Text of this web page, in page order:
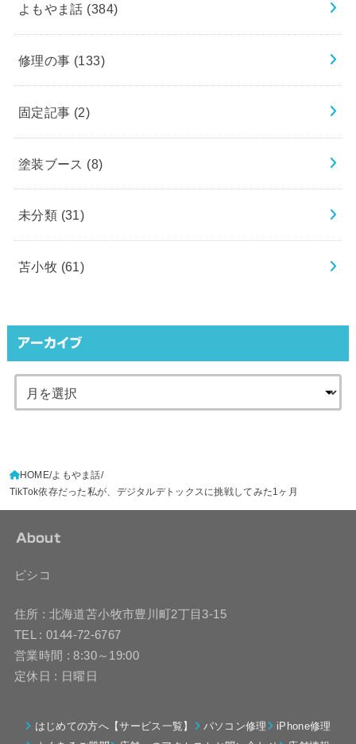
よもやま話 (384)
修理の事 (133)
固定記事 (2)
塗装ブース (8)
未分類 (31)
苫小牧 (61)
アーカイブ
HOME よもやま話
TikTok依存だった私が、デジタルデトックスに挑戦してみた1ヶ月
About
ピシコ
住所 : 北海道苫小牧市豊川町2丁目3-15
TEL : 0144-72-6767
営業時間 : 8:30～19:00
定休日 : 日曜日
はじめての方へ【サービス一覧】 パソコン修理
iPhone修理